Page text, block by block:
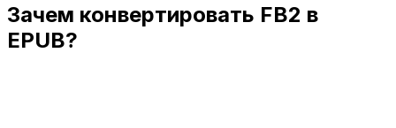
Зачем конвертировать FB2 в
EPUB?